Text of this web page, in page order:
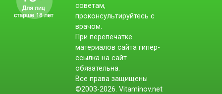
советам,
проконсультируйтесь с
врачом.
При перепечатке
материалов сайта гипер-
ссылка на сайт
обязательна.
Все права защищены
©2003-2026. Vitaminov.net